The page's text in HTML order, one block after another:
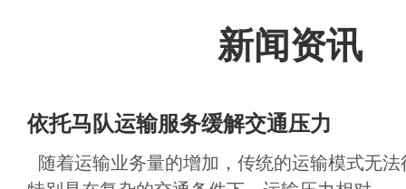
新闻资讯
依托马队运输服务缓解交通压力
随着运输业务量的增加，传统的运输模式无